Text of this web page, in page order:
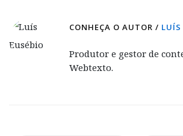
CONHEÇA O AUTOR / LUÍS
Produtor e gestor de
Webtexto.